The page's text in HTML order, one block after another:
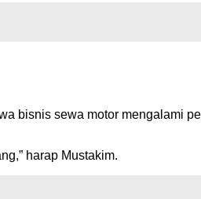
bisnis sewa motor mengalami
harap Mustakim.